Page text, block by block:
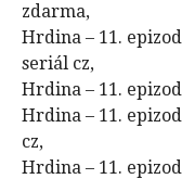
zdarma,
Hrdina – 11.
seriál cz,
Hrdina – 11.
Hrdina – 11.
cz,
Hrdina – 11.